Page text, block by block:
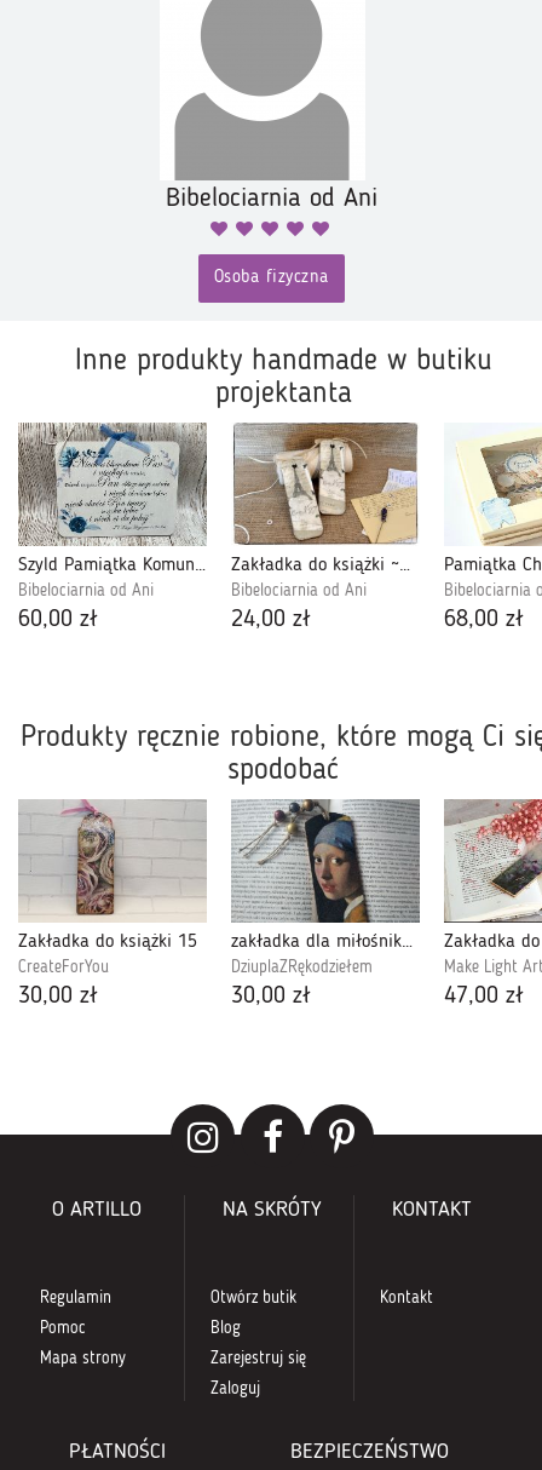
Bibelociarnia od Ani
Osoba fizyczna
Inne produkty handmade w butiku
projektanta
Szyld Pamiątka Komunii Św.Chłopiec
Bibelociarnia od Ani
60,00 zł
Zakładka do książki ~Nostalgicznie w Paryżu~
Bibelociarnia od Ani
24,00 zł
Bibelociarnia
68,00 zł
Produkty ręcznie robione, które mogą Ci
spodobać
Zakładka do książki 15
CreateForYou
30,00 zł
zakładka dla miłośników malarstwa
DziuplaZRękodziełem
30,00 zł
Make Light
47,00 zł
O ARTILLO
Regulamin
Pomoc
Mapa strony
NA SKRÓTY
Otwórz butik
Blog
Zarejestruj się
Zaloguj
KONTAKT
Kontakt
PŁATNOŚCI BEZPIECZEŃSTWO